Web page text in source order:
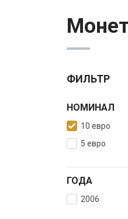
ФИЛЬТР
НОМИНАЛ
10 евро
5 евро
ГОДА
2006